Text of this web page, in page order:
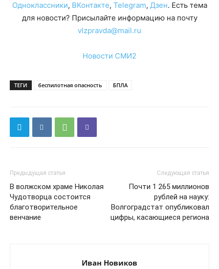
Одноклассники, ВКонтакте, Telegram, Дзен. Есть тема
для новости? Присылайте информацию на почту
vlzpravda@mail.ru
Новости СМИ2
ТЕГИ беспилотная опасность БПЛА
Предыдущая статья
В волжском храме Николая
Чудотворца состоится
благотворительное
венчание
Следующая статья
Почти 1 265 миллионов
рублей на науку:
Волгоградстат опубликовал
цифры, касающиеся региона
Иван Новиков